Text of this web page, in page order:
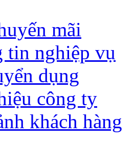
mãi
tin nghiệp vụ
dụng
công ty
khách hàng